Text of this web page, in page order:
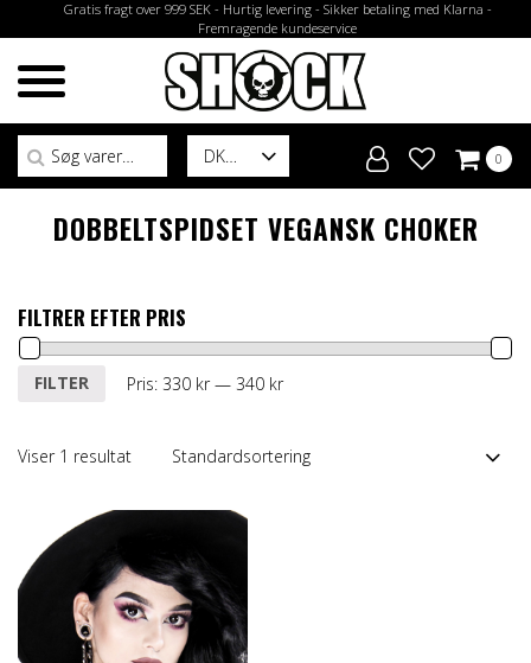
Gratis fragt over 999 SEK - Hurtig levering - Sikker betaling med Klarna -
Fremragende kundeservice
DK
Søg efter:
0
DOBBELTSPIDSET VEGANSK CHOKER
FILTRER EFTER PRIS
Mindste
Højeste
FILTER Pris: 330 kr— 340 kr
Viser 1 resultat